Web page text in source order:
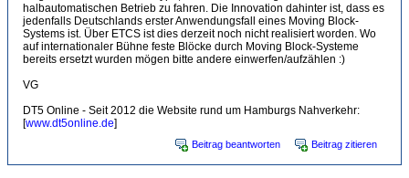
halbautomatischen Betrieb zu fahren. Die Innovation dahinter ist, dass es
jedenfalls Deutschlands erster Anwendungsfall eines Moving Block-
Systems ist. Über ETCS ist dies derzeit noch nicht realisiert worden. Wo
auf internationaler Bühne feste Blöcke durch Moving Block-Systeme
bereits ersetzt wurden mögen bitte andere einwerfen/aufzählen :)
VG
DT5 Online - Seit 2012 die Website rund um Hamburgs Nahverkehr:
[www.dt5online.de]
Beitrag beantworten Beitrag zitieren